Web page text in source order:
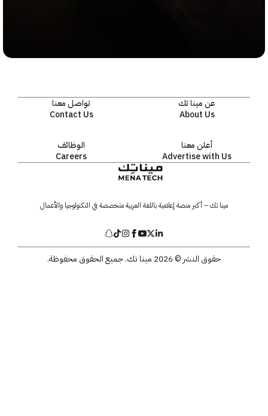
عن مينا تك
About Us
تواصل معنا
Contact Us
أعلن معنا
Advertise with Us
الوظائف
Careers
مينا تك – أكبر منصة إعلامية باللغة العربية متخصصة في التكنولوجيا والأعمال
حقوق النشر © 2026 مينا تك. جميع الحقوق محفوظة.